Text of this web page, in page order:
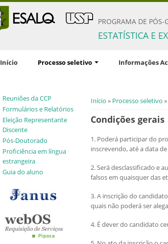
PROGRAMA DE PÓS-
ESTATÍSTICA E
Início Processo seletivo
Documentação solicitada
Condições gerais
Políticas de Ações Afirmativas
Número de vagas
Candidatos estrangeiros
Exames e arguições
Resultado da seleção
Informações
Orientadores e
Disciplinas do
Proficiência em
Critérios para
bolsas
Regimentos e
Você está aqui
Início » Processo seletivo
Condições gerais
1. Poderá participar do
inscrevendo, até a data
2. Será desclassificado e
falsos em quaisquer das
3. A inscrição do
quais não poderá ser
4. É dever do candidato
Reuniões da CCP
Formulários e Relatórios
Eleição Representante
Discente
Pós-Doutorado
Proficiência em língua
estrangeira
Guia do aluno